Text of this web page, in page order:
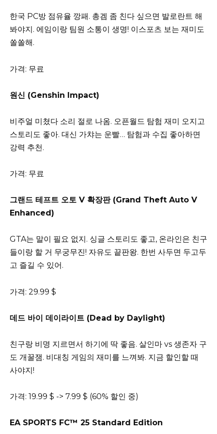
한국 PC방 점유율 깡패. 총겜 좀 친다 싶으면 발로란트 해
봐야지. 에임이랑 팀원 소통이 생명! 이스포츠 보는 재미도
쏠쏠해.
가격: 무료
원신 (Genshin Impact)
비주얼 미쳤다 소리 절로 나옴. 오픈월드 탐험 재미 오지고
스토리도 좋아. 대신 가챠는 운빨… 탐험과 수집 좋아하면
강력 추천.
가격: 무료
그랜드 테프트 오토 V 확장판 (Grand Theft Auto V
Enhanced)
GTA는 말이 필요 없지. 싱글 스토리도 좋고, 온라인은 친구
들이랑 할 거 무궁무진! 자유도 끝판왕. 한번 사두면 두고두
고 즐길 수 있어.
가격: 29.99 $
데드 바이 데이라이트 (Dead by Daylight)
친구랑 비명 지르면서 하기에 딱 좋음. 살인마 vs 생존자 구
도 개꿀잼. 비대칭 게임의 재미를 느껴봐. 지금 할인할 때
사야지!
가격: 19.99 $ -> 7.99 $ (60% 할인 중)
EA SPORTS FC™ 25 Standard Edition